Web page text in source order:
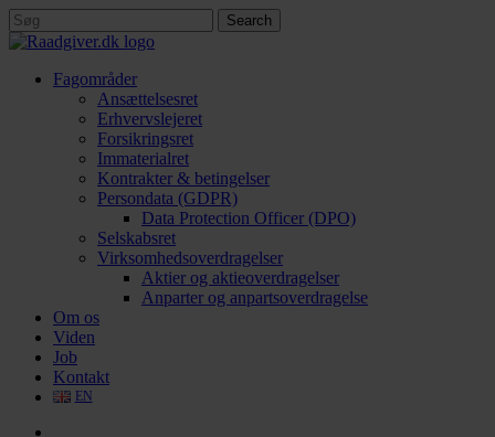
Skip
to
content
Search
Close
search
Menu
Fagområder
Ansættelsesret
Erhvervslejeret
Forsikringsret
Immaterialret
Kontrakter & betingelser
Persondata (GDPR)
Data Protection Officer (DPO)
Selskabsret
Virksomhedsoverdragelser
Aktier og aktieoverdragelser
Anparter og anpartsoverdragelse
Om os
Viden
Job
Kontakt
EN